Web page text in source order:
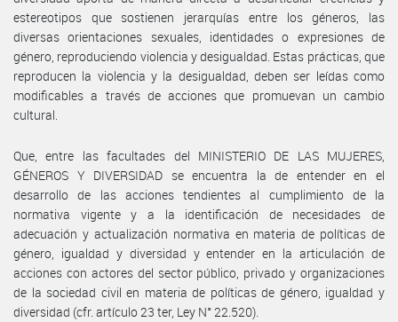
estereotipos que sostienen jerarquías entre los géneros, las
diversas orientaciones sexuales, identidades o expresiones de
género, reproduciendo violencia y desigualdad. Estas prácticas, que
reproducen la violencia y la desigualdad, deben ser leídas como
modificables a través de acciones que promuevan un cambio
cultural.
Que, entre las facultades del MINISTERIO DE LAS MUJERES,
GÉNEROS Y DIVERSIDAD se encuentra la de entender en el
desarrollo de las acciones tendientes al cumplimiento de la
normativa vigente y a la identificación de necesidades de
adecuación y actualización normativa en materia de políticas de
género, igualdad y diversidad y entender en la articulación de
acciones con actores del sector público, privado y organizaciones
de la sociedad civil en materia de políticas de género, igualdad y
diversidad (cfr. artículo 23 ter, Ley N° 22.520).